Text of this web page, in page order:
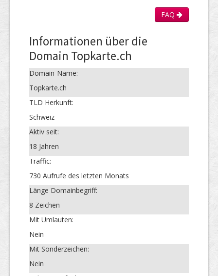
FAQ
Informationen über die
Domain Topkarte.ch
Domain-Name:
Topkarte.ch
TLD Herkunft:
Schweiz
Aktiv seit:
18 Jahren
Traffic:
730 Aufrufe des letzten Monats
Länge Domainbegriff:
8 Zeichen
Mit Umlauten:
Nein
Mit Sonderzeichen:
Nein